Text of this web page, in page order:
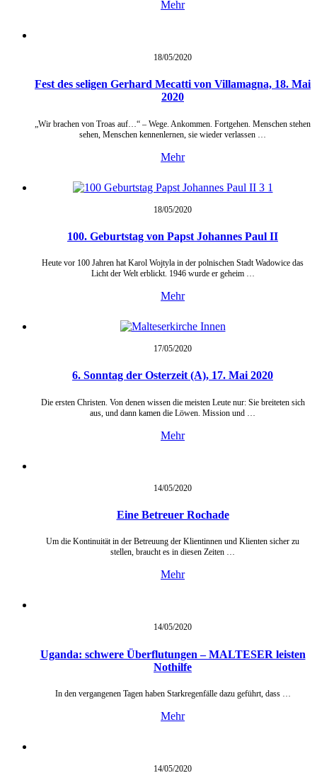
Mehr
18/05/2020
Fest des seligen Gerhard Mecatti von Villamagna, 18. Mai
2020
„Wir brachen von Troas auf…“ – Wege. Ankommen. Fortgehen. Menschen stehen
sehen, Menschen kennenlernen, sie wieder verlassen …
Mehr
18/05/2020
100. Geburtstag von Papst Johannes Paul II
Heute vor 100 Jahren hat Karol Wojtyla in der polnischen Stadt Wadowice das
Licht der Welt erblickt. 1946 wurde er geheim …
Mehr
17/05/2020
6. Sonntag der Osterzeit (A), 17. Mai 2020
Die ersten Christen. Von denen wissen die meisten Leute nur: Sie breiteten sich
aus, und dann kamen die Löwen. Mission und …
Mehr
14/05/2020
Eine Betreuer Rochade
Um die Kontinuität in der Betreuung der Klientinnen und Klienten sicher zu
stellen, braucht es in diesen Zeiten …
Mehr
14/05/2020
Uganda: schwere Überflutungen – MALTESER leisten
Nothilfe
In den vergangenen Tagen haben Starkregenfälle dazu geführt, dass …
Mehr
14/05/2020